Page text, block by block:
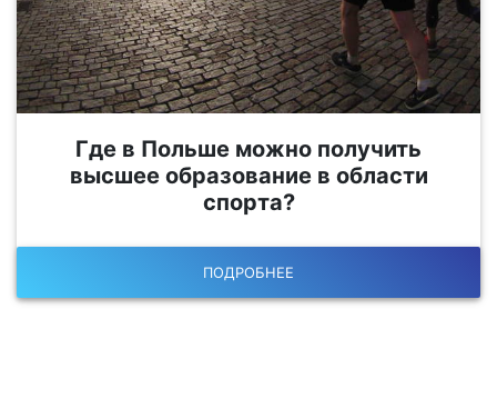
Где в Польше можно получить
высшее образование в области
спорта?
ПОДРОБНЕЕ